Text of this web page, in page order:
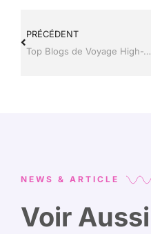
PRÉCÉDENT
Top Blogs de Voyage High-Tech à Suivre Absolument
NEWS & ARTICLE
Voir Aussi